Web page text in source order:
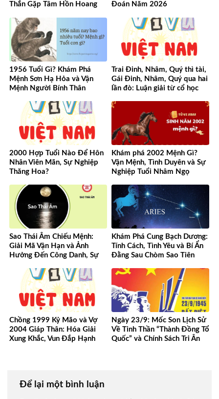
Thắn Gặp Tâm Hồn Hoang
Đoán Năm 2026
1956 Tuổi Gì? Khám Phá
Mệnh Sơn Hạ Hỏa và Vận
Mệnh Người Bính Thân
Trai Đinh, Nhâm, Quý thì tài,
Gái Đinh, Nhâm, Quý qua hai
lần đò: Luận giải từ cổ học
2000 Hợp Tuổi Nào Để Hôn
Nhân Viên Mãn, Sự Nghiệp
Thăng Hoa?
Khám phá 2002 Mệnh Gì?
Vận Mệnh, Tình Duyên và Sự
Nghiệp Tuổi Nhâm Ngọ
Sao Thái Âm Chiếu Mệnh:
Giải Mã Vận Hạn và Ảnh
Hưởng Đến Công Danh, Sự
Khám Phá Cung Bạch Dương:
Tính Cách, Tình Yêu và Bí Ẩn
Đằng Sau Chòm Sao Tiên
Chồng 1999 Kỷ Mão và Vợ
2004 Giáp Thân: Hóa Giải
Xung Khắc, Vun Đắp Hạnh
Ngày 23/9: Mốc Son Lịch Sử
Về Tinh Thần “Thành Đồng Tổ
Quốc” và Chính Sách Tri Ân
Để lại một bình luận